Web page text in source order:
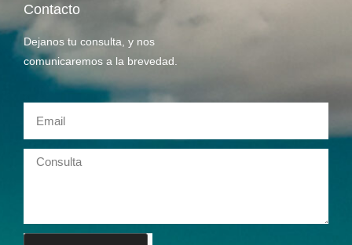
Contacto
Dejanos tu consulta, y nos
comunicaremos a la brevedad.